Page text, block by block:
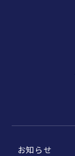
お知らせ